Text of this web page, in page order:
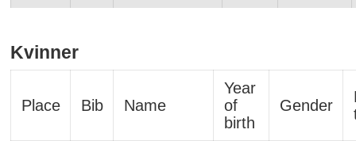
Kvinner
Place Bib Name
Year
of
birth
Gender